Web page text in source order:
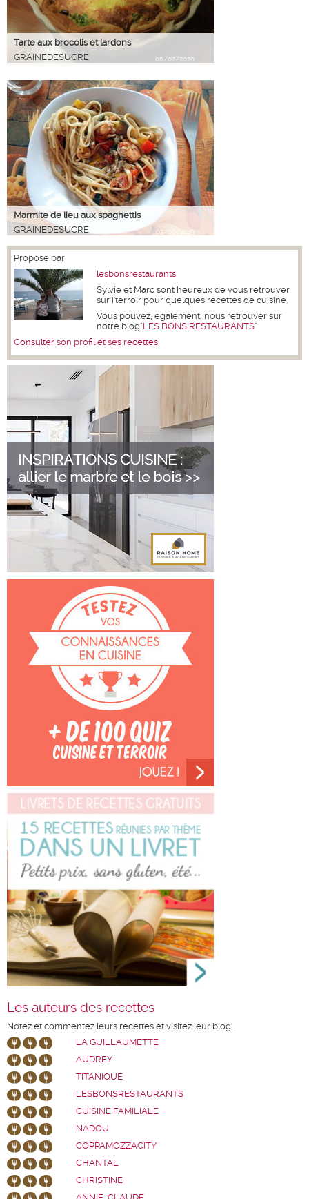
Tarte aux brocolis et lardons
GRAINEDESUCRE
06/02/2020
Marmite de lieu aux spaghettis
GRAINEDESUCRE
03/09/2019
Proposé par
lesbonsrestaurants
Sylvie et Marc sont heureux de vous retrouver
sur i'terroir pour quelques recettes de cuisine.
Vous pouvez, également, nous retrouver sur
notre blog"LES BONS RESTAURANTS"
Consulter son profil et ses recettes
Les auteurs des recettes
Notez et commentez leurs recettes et visitez leur blog.
LA GUILLAUMETTE
AUDREY
TITANIQUE
LESBONSRESTAURANTS
CUISINE FAMILIALE
NADOU
COPPAMOZZACITY
CHANTAL
CHRISTINE